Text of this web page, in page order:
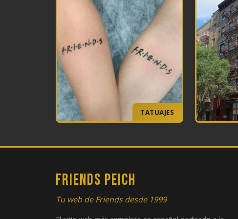
TATUAJES
FRIENDS PEICH
Tu web de Friends desde 1999